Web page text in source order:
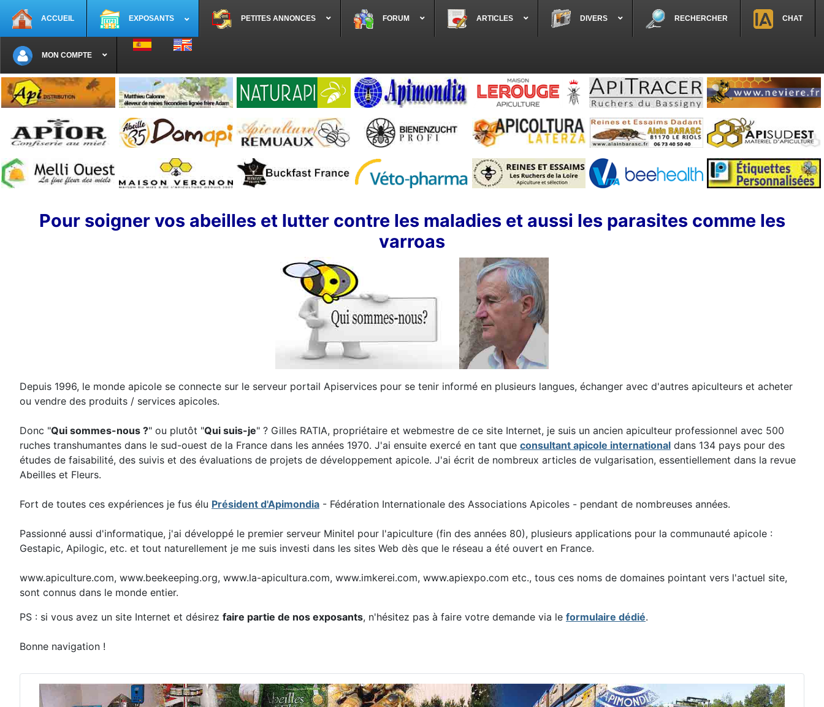
ACCUEIL EXPOSANTS PETITES ANNONCES FORUM ARTICLES DIVERS RECHERCHER CHAT
MON COMPTE
Sélectionnez votre langue
Pour soigner vos abeilles et lutter contre les maladies et aussi les parasites comme les
varroas
Depuis 1996, le monde apicole se connecte sur le serveur portail Apiservices pour se tenir informé en plusieurs langues, échanger avec d'autres apiculteurs et acheter
ou vendre des produits / services apicoles.
Donc "Qui sommes-nous ?" ou plutôt "Qui suis-je" ? Gilles RATIA, propriétaire et webmestre de ce site Internet, je suis un ancien apiculteur professionnel avec 500
ruches transhumantes dans le sud-ouest de la France dans les années 1970. J'ai ensuite exercé en tant que consultant apicole international dans 134 pays pour des
études de faisabilité, des suivis et des évaluations de projets de développement apicole. J'ai écrit de nombreux articles de vulgarisation, essentiellement dans la revue
Abeilles et Fleurs.
Fort de toutes ces expériences je fus élu Président d'Apimondia - Fédération Internationale des Associations Apicoles - pendant de nombreuses années.
Passionné aussi d'informatique, j'ai développé le premier serveur Minitel pour l'apiculture (fin des années 80), plusieurs applications pour la communauté apicole :
Gestapic, Apilogic, etc. et tout naturellement je me suis investi dans les sites Web dès que le réseau a été ouvert en France.
www.apiculture.com, www.beekeeping.org, www.la-apicultura.com, www.imkerei.com, www.apiexpo.com etc., tous ces noms de domaines pointant vers l'actuel site,
sont connus dans le monde entier.
PS : si vous avez un site Internet et désirez faire partie de nos exposants, n'hésitez pas à faire votre demande via le formulaire dédié.
Bonne navigation !